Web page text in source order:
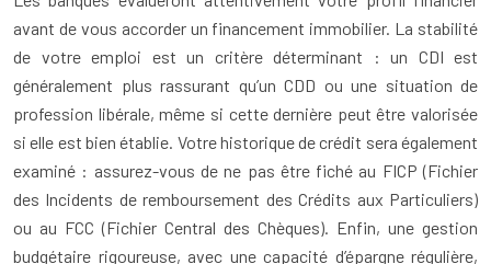
avant de vous accorder un financement immobilier. La stabilité
de votre emploi est un critère déterminant : un CDI est
généralement plus rassurant qu’un CDD ou une situation de
profession libérale, même si cette dernière peut être valorisée
si elle est bien établie. Votre historique de crédit sera également
examiné : assurez-vous de ne pas être fiché au FICP (Fichier
des Incidents de remboursement des Crédits aux Particuliers)
ou au FCC (Fichier Central des Chèques). Enfin, une gestion
budgétaire rigoureuse, avec une capacité d’épargne régulière,